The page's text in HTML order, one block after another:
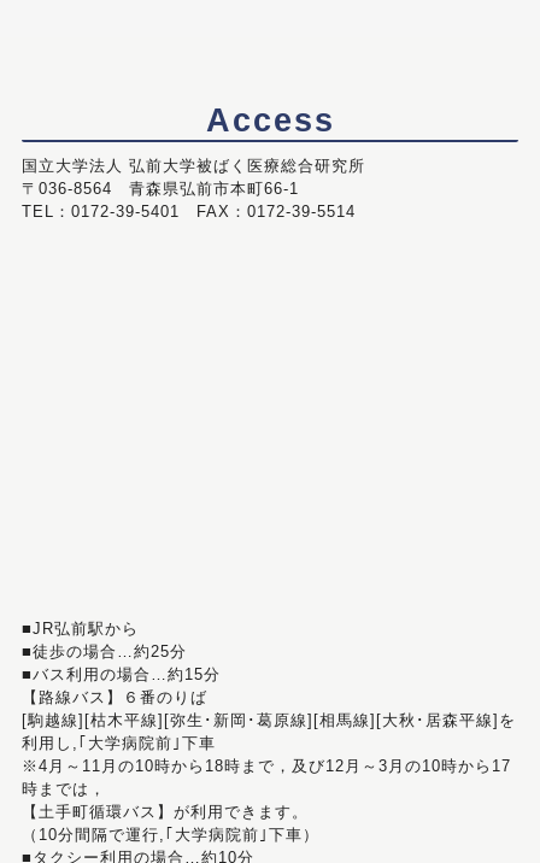
Access
国立大学法人 弘前大学被ばく医療総合研究所
〒036-8564 青森県弘前市本町66-1
TEL：0172-39-5401 FAX：0172-39-5514
■JR弘前駅から
■徒歩の場合…約25分
■バス利用の場合…約15分
【路線バス】６番のりば
[駒越線][枯木平線][弥生･新岡･葛原線][相馬線][大秋･居森平線]を
利用し,｢大学病院前｣下車
※4月～11月の10時から18時まで，及び12月～3月の10時から17
時までは，
【土手町循環バス】が利用できます。
（10分間隔で運行,｢大学病院前｣下車）
■タクシー利用の場合…約10分